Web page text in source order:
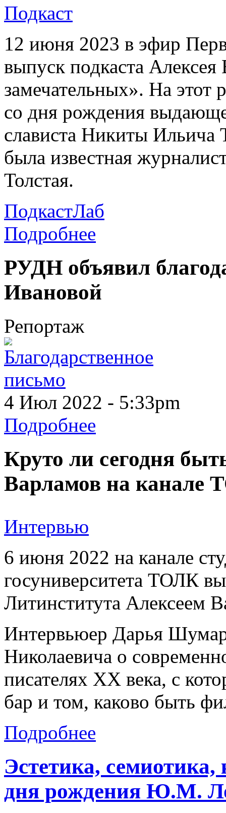
Подкаст
12 июня 2023 в эфир
выпуск подкаста
замечательных». На этот
со дня рождения
слависта Никиты Ильича
была известная
Толстая.
ПодкастЛаб
Подробнее
РУДН объявил
Ивановой
Репортаж
4 Июл 2022 - 5:33pm
Подробнее
Круто ли сегодня
Варламов на канале
Интервью
6 июня 2022 на канале
госуниверситета ТОЛК
Литинститута Алексеем
Интервьюер Дарья
Николаевича о
писателях XX века, с
бар и том, каково быть
Подробнее
Эстетика, семиотика,
дня рождения Ю.М.